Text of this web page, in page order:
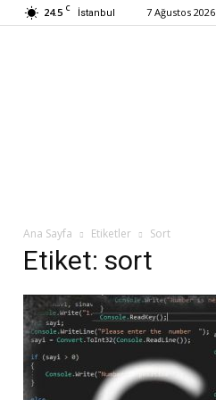
24.5 C İstanbul 7 Ağustos 2026
Ana Sayfa Etiketler Sort
Etiket: sort